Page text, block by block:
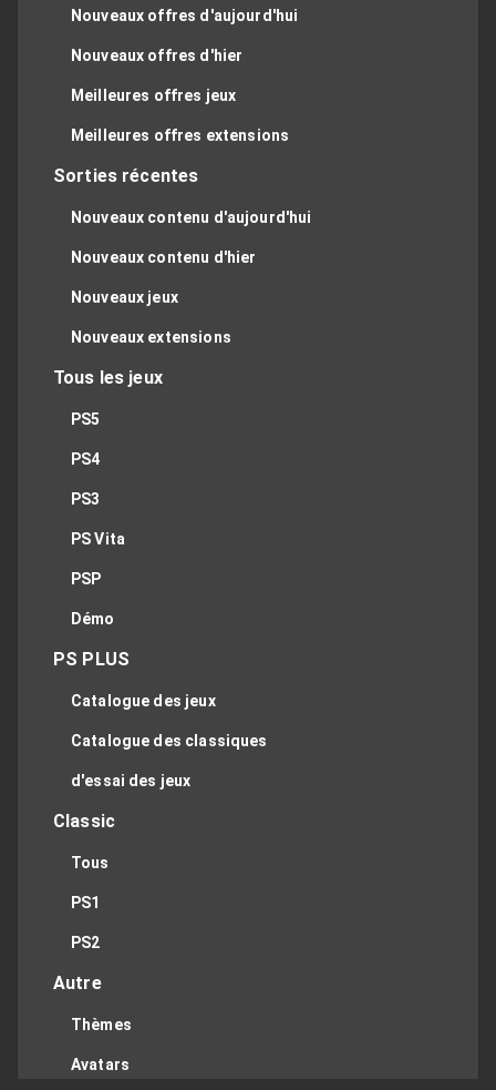
Nouveaux offres d'aujourd'hui
Nouveaux offres d'hier
Meilleures offres jeux
Meilleures offres extensions
Sorties récentes
Nouveaux contenu d'aujourd'hui
Nouveaux contenu d'hier
Nouveaux jeux
Nouveaux extensions
Tous les jeux
PS5
PS4
PS3
PS Vita
PSP
Démo
PS PLUS
Catalogue des jeux
Catalogue des classiques
d'essai des jeux
Classic
Tous
PS1
PS2
Autre
Thèmes
Avatars